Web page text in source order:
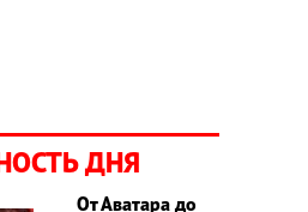
ДНЯ
От Аватара до